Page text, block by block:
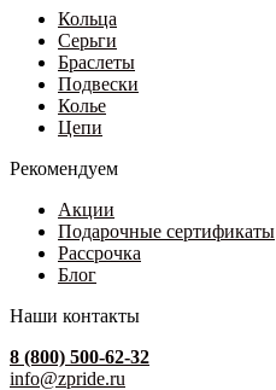
Кольца
Серьги
Браслеты
Подвески
Колье
Цепи
Рекомендуем
Акции
Подарочные сертификаты
Рассрочка
Блог
Наши контакты
8 (800) 500-62-32
info@zpride.ru